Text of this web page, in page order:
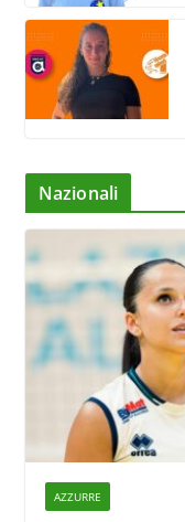
Nazionali
AZZURRE